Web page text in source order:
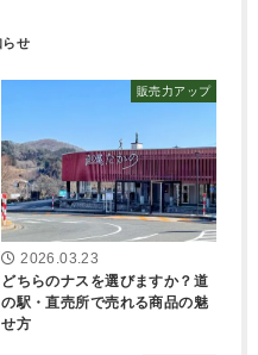
販売力アップ
2026.03.23
どちらのナスを選びますか？道
の駅・直売所で売れる商品の魅
せ方